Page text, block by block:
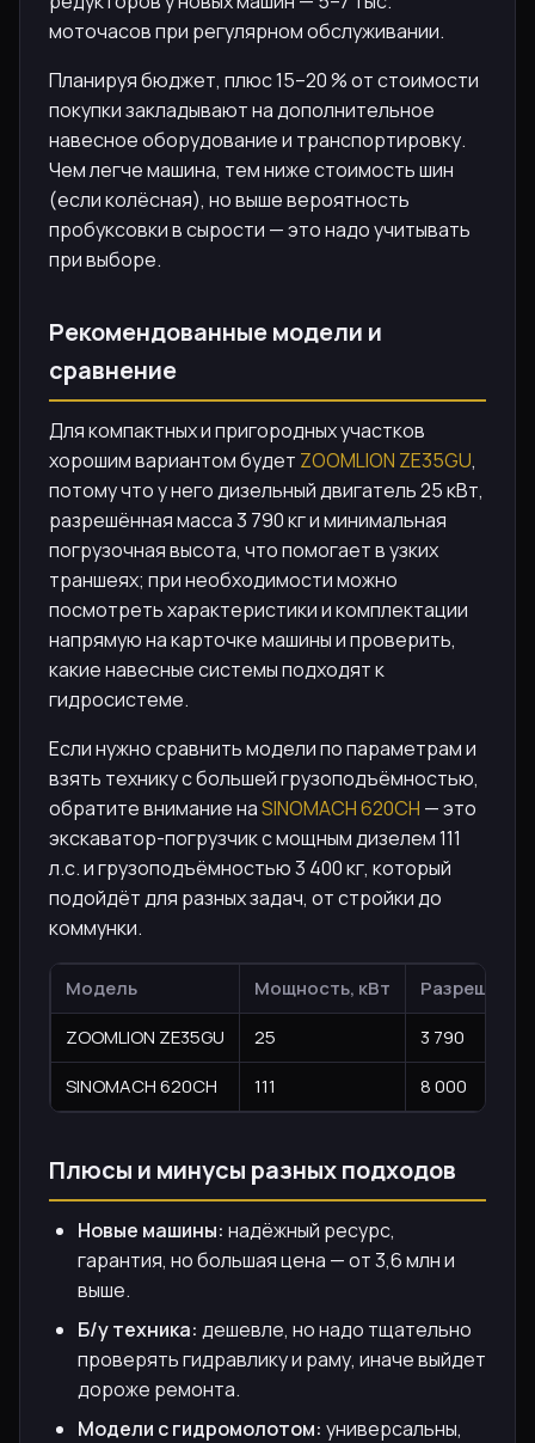
моточасов при регулярном обслуживании.
Планируя бюджет, плюс 15–20 % от стоимости
покупки закладывают на дополнительное
навесное оборудование и транспортировку.
Чем легче машина, тем ниже стоимость шин
(если колёсная), но выше вероятность
пробуксовки в сырости — это надо учитывать
при выборе.
Рекомендованные модели и
сравнение
Для компактных и пригородных участков
хорошим вариантом будет ZOOMLION ZE35GU,
потому что у него дизельный двигатель 25 кВт,
разрешённая масса 3 790 кг и минимальная
погрузочная высота, что помогает в узких
траншеях; при необходимости можно
посмотреть характеристики и комплектации
напрямую на карточке машины и проверить,
какие навесные системы подходят к
гидросистеме.
Если нужно сравнить модели по параметрам и
взять технику с большей грузоподъёмностью,
обратите внимание наSINOMACH 620CH — это
экскаватор-погрузчик с мощным дизелем 111
л.с. и грузоподъёмностью 3 400 кг, который
подойдёт для разных задач, от стройки до
коммунки.
Модель Мощность, кВт
ZOOMLION ZE35GU
25
3 790
SINOMACH 620CH
111 8 000
Плюсы и минусы разных подходов
Новые машины: надёжный ресурс,
гарантия, но большая цена — от 3,6 млн и
выше.
Б/у техника: дешевле, но надо тщательно
проверять гидравлику и раму, иначе выйдет
дороже ремонта.
Модели с гидромолотом: универсальны,